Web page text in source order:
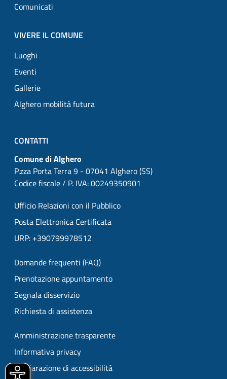
Comunicati
VIVERE IL COMUNE
Luoghi
Eventi
Gallerie
Alghero mobilità futura
CONTATTI
Comune di Alghero
P.zza Porta Terra 9 - 07041 Alghero (SS)
Codice fiscale / P. IVA: 00249350901
Ufficio Relazioni con il Pubblico
Posta Elettronica Certificata
URP: +390799978512
Domande frequenti (FAQ)
Prenotazione appuntamento
Segnala disservizio
Richiesta di assistenza
Amministrazione trasparente
Informativa privacy
Dichiarazione di accessibilità